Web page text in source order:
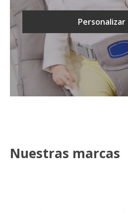
Personalizar
Nuestras marcas